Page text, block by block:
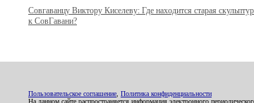
Совгаванцу Виктору Киселеву: Где находится старая
к СовГавани?
Пользовательское соглашение Политика конфиденциальности
На данном сайте распространяется информация электронного